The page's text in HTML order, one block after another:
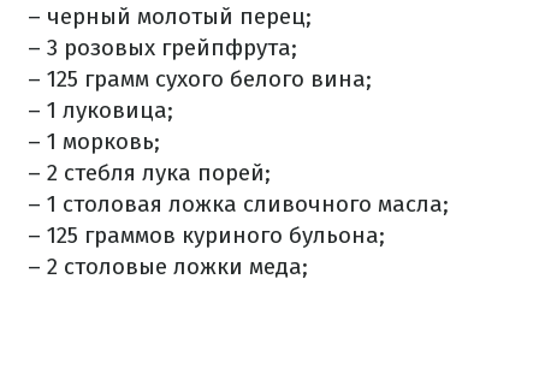
– черный молотый перец;
– 3 розовых грейпфрута;
– 125 грамм сухого белого вина;
– 1 луковица;
– 1 морковь;
– 2 стебля лука порей;
– 1 столовая ложка сливочного масла;
– 125 граммов куриного бульона;
– 2 столовые ложки меда;